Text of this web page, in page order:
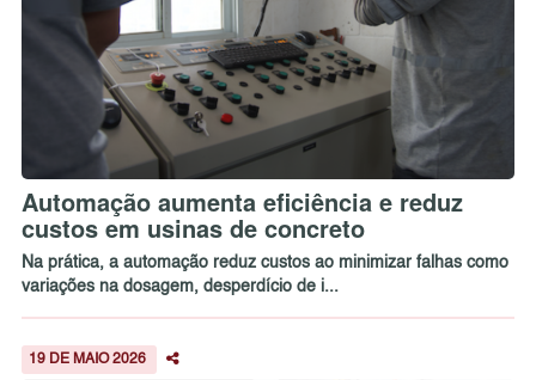
Automação aumenta eficiência e reduz
custos em usinas de concreto
Na prática, a automação reduz custos ao minimizar falhas como
variações na dosagem, desperdício de i...
19 DE MAIO 2026